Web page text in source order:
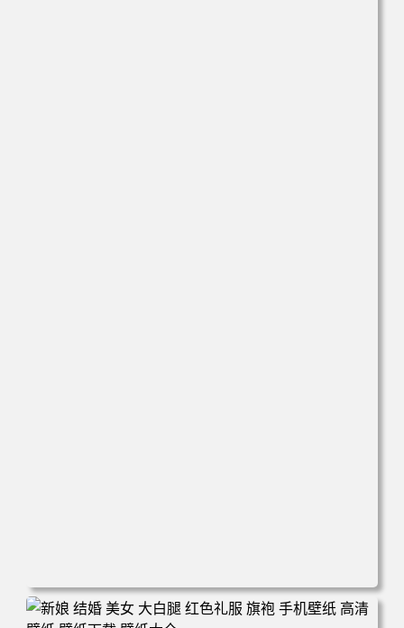
电脑壁纸 心态好 情绪好 身体好 运气就好 手机壁纸 高清壁